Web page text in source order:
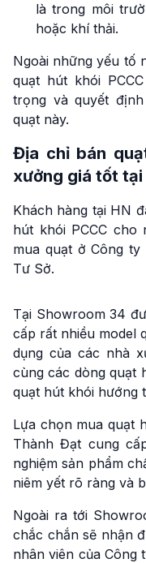
là trong môi
hoặc khí thải.
Ngoài những yếu tố
quạt hút khói
trọng và quyết
quạt này.
Địa chỉ bán
xưởng giá tốt tại
Khách hàng tại HN
hút khói PCCC
mua quạt ở Công
Tư Sở.
Tại Showroom 34
cấp rất nhiều model
dụng của các nhà
cùng các dòng quạt
quạt hút khói hướng
Lựa chọn mua quạt
Thành Đạt cung
nghiệm sản phẩm
niêm yết rõ ràng và
Ngoài ra tới
chắc chắn sẽ nhận
nhân viên của Công